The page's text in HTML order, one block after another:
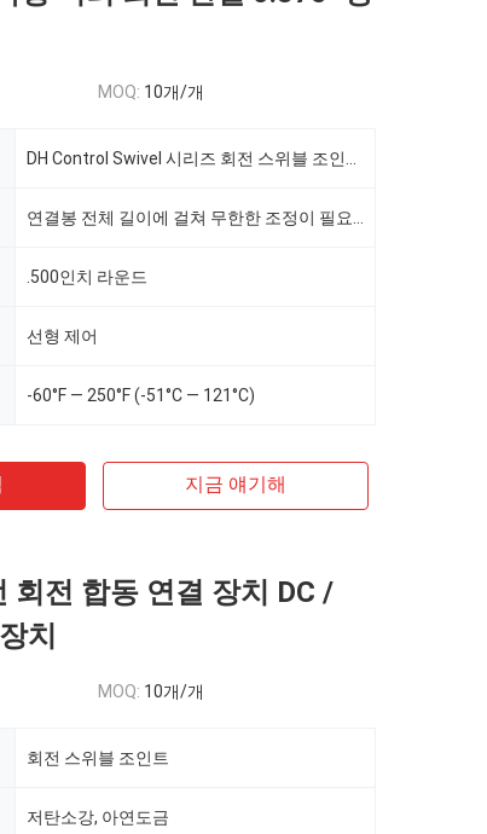
MOQ: 10개/개
.500인치 라운드
선형 제어
-60°F — 250°F (-51°C — 121°C)
지금 얘기해
회전 합동 연결 장치 DC /
치
MOQ: 10개/개
회전 스위블 조인트
저탄소강, 아연도금